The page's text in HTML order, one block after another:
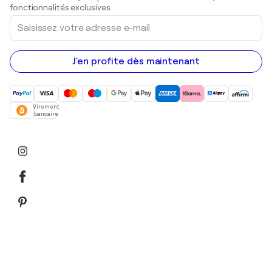
Peintures acryliques
fonctionnalités exclusives.
Saisissez
votre
adresse
e-
mail
J'en profite dès maintenant
Virement
bancaire